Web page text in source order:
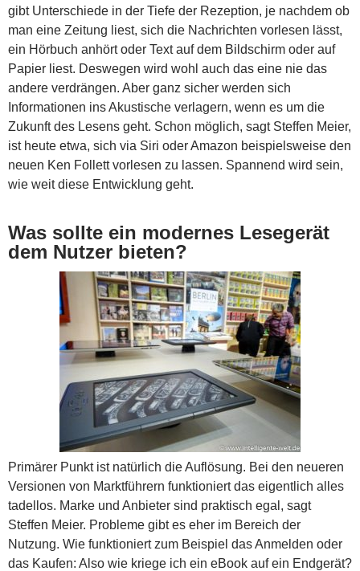
gibt Unterschiede in der Tiefe der Rezeption, je nachdem ob
man eine Zeitung liest, sich die Nachrichten vorlesen lässt,
ein Hörbuch anhört oder Text auf dem Bildschirm oder auf
Papier liest. Deswegen wird wohl auch das eine nie das
andere verdrängen. Aber ganz sicher werden sich
Informationen ins Akustische verlagern, wenn es um die
Zukunft des Lesens geht. Schon möglich, sagt Steffen Meier,
ist heute etwa, sich via Siri oder Amazon beispielsweise den
neuen Ken Follett vorlesen zu lassen. Spannend wird sein,
wie weit diese Entwicklung geht.
Was sollte ein modernes Lesegerät
dem Nutzer bieten?
Primärer Punkt ist natürlich die Auflösung. Bei den neueren
Versionen von Marktführern funktioniert das eigentlich alles
tadellos. Marke und Anbieter sind praktisch egal, sagt
Steffen Meier. Probleme gibt es eher im Bereich der
Nutzung. Wie funktioniert zum Beispiel das Anmelden oder
das Kaufen: Also wie kriege ich ein eBook auf ein Endgerät?